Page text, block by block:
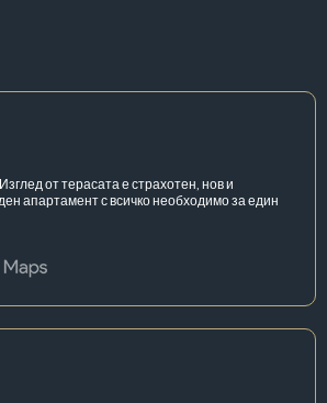
от терасата е страхотен, нов и
апартамент с всичко необходимо за един